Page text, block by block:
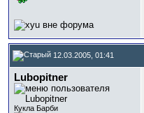
12.03.2005, 01:41
Lubopitner
Кукла Барби